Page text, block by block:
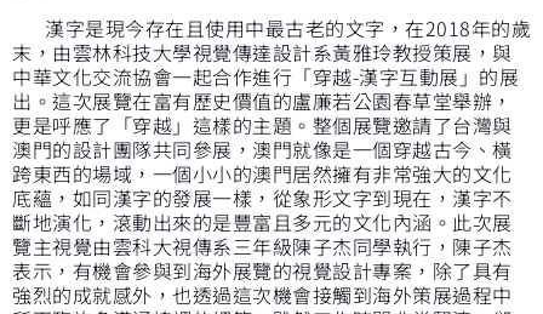
漢字是現今存在且使用中最古老的文字，在2018年的歲
末，由雲林科技大學視覺傳達設計系黃雅玲教授策展，與
中華文化交流協會一起合作進行「穿越-漢字互動展」的展
出。這次展覽在富有歷史價值的盧廉若公園春草堂舉辦，
更是呼應了「穿越」這樣的主題。整個展覽邀請了台灣與
澳門的設計團隊共同參展，澳門就像是一個穿越古今、橫
跨東西的場域，一個小小的澳門居然擁有非常強大的文化
底蘊，如同漢字的發展一樣，從象形文字到現在，漢字不
斷地演化，滾動出來的是豐富且多元的文化內涵。此次展
覽主視覺由雲科大視傳系三年級陳子杰同學執行，陳子杰
表示，有機會參與到海外展覽的視覺設計專案，除了具有
強烈的成就感外，也透過這次機會接觸到海外策展過程中